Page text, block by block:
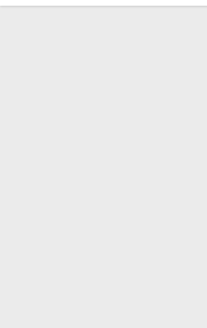
на „БББ“ на
на Мамиќ!